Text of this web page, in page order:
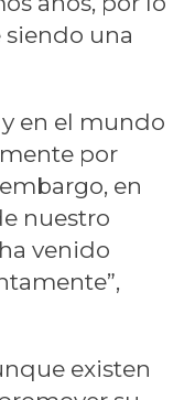
una
en el mundo
por
en
nuestro
venido
existen